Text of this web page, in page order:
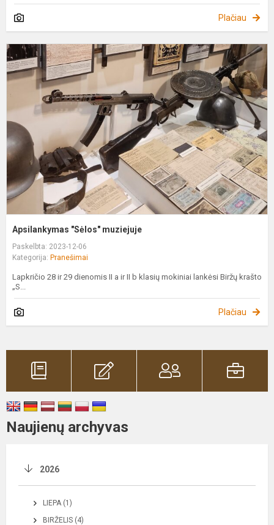
Plačiau
Apsilankymas "Sėlos" muziejuje
Paskelbta: 2023-12-06
Kategorija: Pranešimai
Lapkričio 28 ir 29 dienomis II a ir II b klasių mokiniai lankėsi Biržų krašto
„S...
Plačiau
Naujienų archyvas
2026
LIEPA (1)
BIRŽELIS (4)